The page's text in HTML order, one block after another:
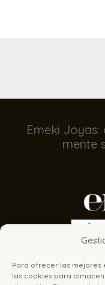
Para ofrecer las mejores
las cookies para
Emeki
mente